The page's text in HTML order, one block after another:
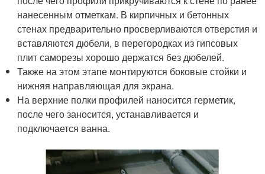
нанесенным отметкам. В кирпичных и бетонных
стенах предварительно просверливаются отверстия и
вставляются дюбели, в перегородках из гипсовых
плит саморезы хорошо держатся без дюбелей.
Также на этом этапе монтируются боковые стойки и
нижняя направляющая для экрана.
На верхние полки профилей наносится герметик,
после чего заносится, устанавливается и
подключается ванна.